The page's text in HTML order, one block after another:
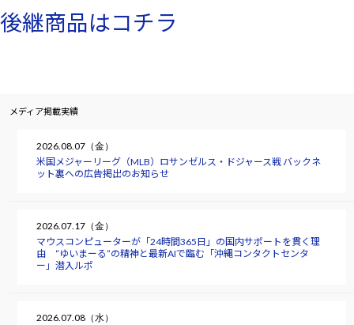
後継商品はコチラ
メディア掲載実績
2026.08.07（金）
米国メジャーリーグ（MLB）ロサンゼルス・ドジャース戦 バックネ
ット裏への広告掲出のお知らせ
2026.07.17（金）
マウスコンピューターが「24時間365日」の国内サポートを貫く理
由 “ゆいまーる”の精神と最新AIで臨む「沖縄コンタクトセンタ
ー」潜入ルポ
2026.07.08（水）